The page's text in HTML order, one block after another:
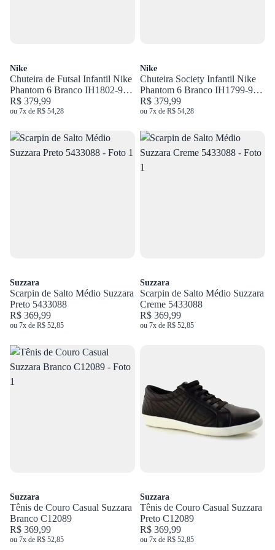
Nike
Chuteira de Futsal Infantil Nike
Phantom 6 Branco IH1802-901
INF
R$ 379,99
ou 7x de R$ 54,28
Nike
Chuteira Society Infantil Nike
Phantom 6 Branco IH1799-901
INF
R$ 379,99
ou 7x de R$ 54,28
Suzzara
Scarpin de Salto Médio Suzzara
Preto 5433088
R$ 369,99
ou 7x de R$ 52,85
Suzzara
Scarpin de Salto Médio Suzzara
Creme 5433088
R$ 369,99
ou 7x de R$ 52,85
Suzzara
Tênis de Couro Casual Suzzara
Branco C12089
R$ 369,99
ou 7x de R$ 52,85
Suzzara
Tênis de Couro Casual Suzzara
Preto C12089
R$ 369,99
ou 7x de R$ 52,85